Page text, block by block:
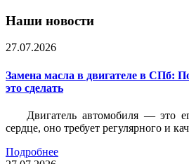
Наши новости
27.07.2026
Замена масла в двигателе в СПб:
это сделать
Двигатель автомобиля — это
сердце, оно требует регулярного и
Подробнее